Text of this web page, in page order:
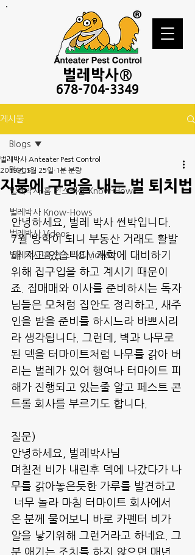
벌레 박사®
678-704-3349
게시물
Blogs
벌레박사 홈 인스펙션 Know-Hows
벌레박사 Know-Hows
벌레박사 Videos
벌레박사 홈 인스펙션 Videos
Blogs
지붕에 구멍을 내는 벌 퇴치법
벌레박사 Anteater Pest Control
2019년 1월 25일 1분 분량
안녕하세요, 벌레 박사 썬박입니다.
7월 방학이 되니 부동산 거래도 활발
해 지고 있습니다. 개학에 대비하기
위해 집구입을 하고 계시기 때문이
죠. 집매매와 이사를 준비하시는 독자
님들은 모처럼 집안도 정리하고, 새주
인을 받을 준비를 하시느라 바쁘시리
라 생각됩니다. 그런데, 벽과 나무로
된 덱을 터마이트처럼 나무를 갉아 버
리는 벌레가 있어 행여나 터마이트 피
해가 진행되고 있는줄 알고 페스트 콘
트롤 회사를 부르기도 합니다.
질문)
안녕하세요, 벌레박사님
며칠전 비가 내린후 덱에 나갔다가 나
무를 갉아놓은듯한 가루를 발견하고
너무 놀라 마침 터마이트 회사에서
온 분께 물어보니 바로 카펜터 비가
알을 낳기위해 그런거라고 하네요. 그